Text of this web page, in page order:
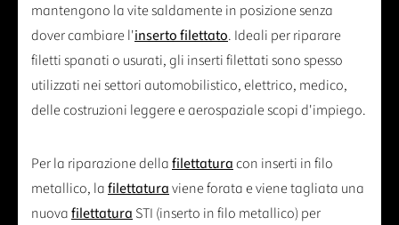
mantengono la vite saldamente in posizione senza
dover cambiare l'inserto filettato. Ideali per riparare
filetti spanati o usurati, gli inserti filettati sono spesso
utilizzati nei settori automobilistico, elettrico, medico,
delle costruzioni leggere e aerospaziale scopi d'impiego.
Per la riparazione dellafilettaturacon inserti in filo
metallico, lafilettaturaviene forata e viene tagliata una
nuovafilettatura STI (inserto in filo metallico) per